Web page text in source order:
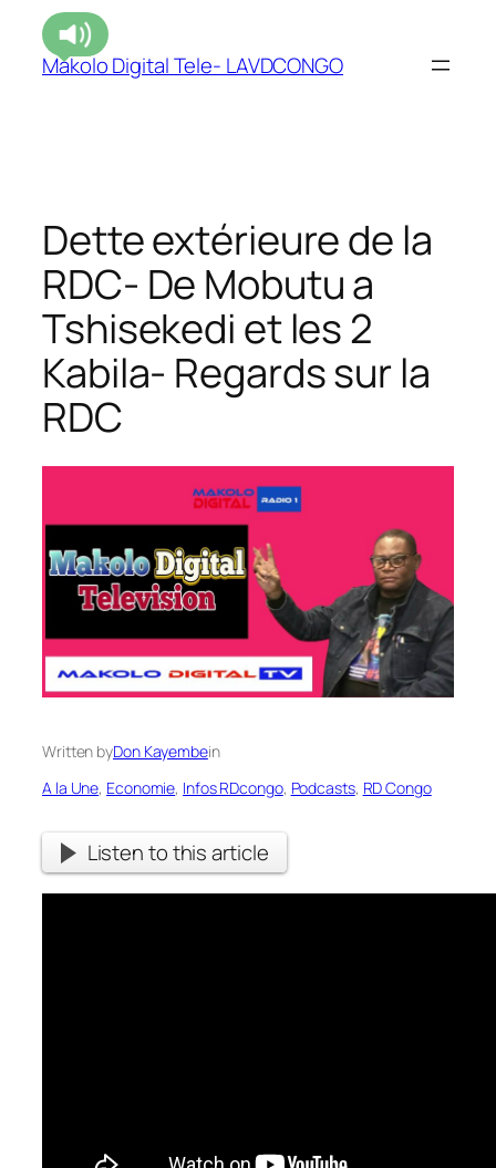
Makolo Digital Tele- LAVDCONGO
Dette extérieure de la
RDC- De Mobutu a
Tshisekedi et les 2
Kabila- Regards sur la
RDC
Written byDon Kayembein
A la Une, Economie, Infos RDcongo, Podcasts, RD Congo
Listen to this article